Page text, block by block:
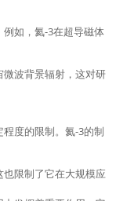
如，氦-3在超导磁体
波背景辐射，这对研
度的限制。氦-3的制
限制了它在大规模应